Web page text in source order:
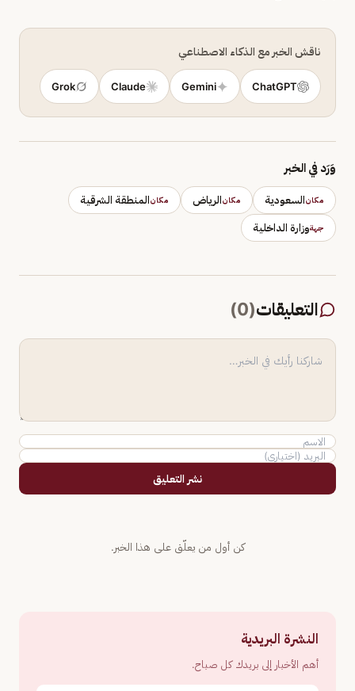
ناقش الخبر مع الذكاء الاصطناعي
ChatGPT
Gemini
Claude
Grok
وَرَد في الخبر
مكانالسعودية مكانالرياض مكانالمنطقة الشرقية
جهةوزارة الداخلية
التعليقات(
0
)
نشر التعليق
كن أول من يعلّق على هذا الخبر.
النشرة البريدية
أهم الأخبار إلى بريدك كل صباح.